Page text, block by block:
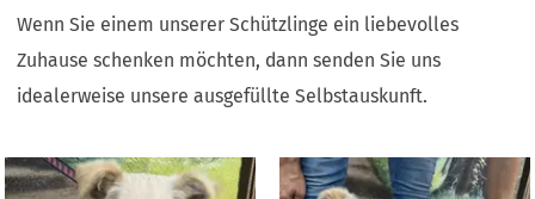
Wenn Sie einem unserer Schützlinge ein liebevolles
Zuhause schenken möchten, dann senden Sie uns
idealerweise unsere ausgefüllte Selbstauskunft.